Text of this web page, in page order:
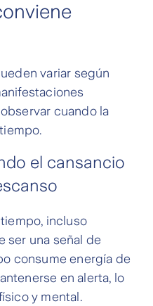
variar según
cuando la
el cansancio
incluso
ser una señal de
consume energía de
en alerta, lo
y mental.